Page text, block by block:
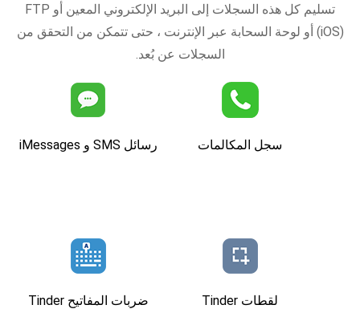
تسليم كل هذه السجلات إلى البريد الإلكتروني المعين أو FTP
(iOS) أو لوحة السحابة عبر الإنترنت ، حتى تتمكن من التحقق من
السجلات عن بُعد.
رسائل SMS و iMessages سجل المكالمات
ضربات المفاتيح Tinder لقطات Tinder